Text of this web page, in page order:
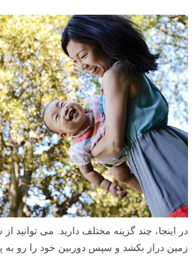
در اینجا، چند گزینه مختلف دارید. می توانید
زمین دراز بکشد و سپس دوربین خود را رو به